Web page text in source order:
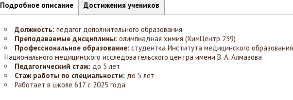
Подробное описание Достижения учеников
Должность: педагог дополнительного образования
Преподаваемые дисциплины: олимпиадная химия (ХимЦентр 239)
Профессиональное образование: студентка Института медицинского образования
Национального медицинского исследовательского центра имени В. А. Алмазова
Педагогический стаж: до 5 лет
Стаж работы по специальности: до 5 лет
Работает в школе 617 с 2025 года